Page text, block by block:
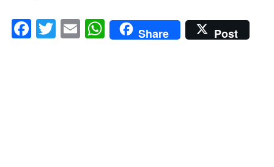
Facebook
Twitter
EmailWhatsApp
Share Post